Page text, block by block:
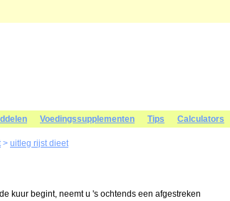
Voedingssupplementen Tips Calculators
> uitleg rijst dieet
kuur begint, neemt u 's ochtends een afgestreken